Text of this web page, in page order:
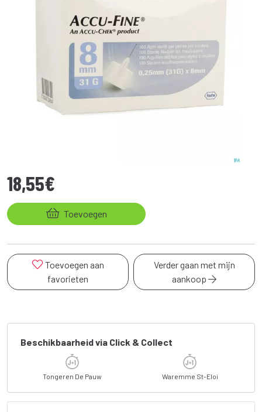
18,55€
Toevoegen
Toevoegen aan
favorieten
Verder gaan met mijn
aankoop
Beschikbaarheid via Click & Collect
Tongeren De Pauw Waremme St-Eloi